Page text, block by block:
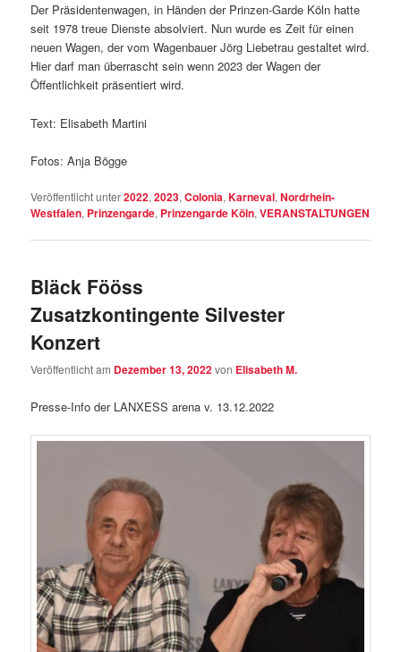
Der Präsidentenwagen, in Händen der Prinzen-Garde Köln hatte
seit 1978 treue Dienste absolviert. Nun wurde es Zeit für einen
neuen Wagen, der vom Wagenbauer Jörg Liebetrau gestaltet wird.
Hier darf man überrascht sein wenn 2023 der Wagen der
Öffentlichkeit präsentiert wird.
Text: Elisabeth Martini
Fotos: Anja Bögge
Veröffentlicht unter2022,2023,Colonia,Karneval,Nordrhein-
Westfalen, Prinzengarde, Prinzengarde Köln,VERANSTALTUNGEN
Bläck Fööss
Zusatzkontingente Silvester
Konzert
Veröffentlicht am Dezember 13, 2022von Elisabeth M.
Presse-Info der LANXESS arena v. 13.12.2022